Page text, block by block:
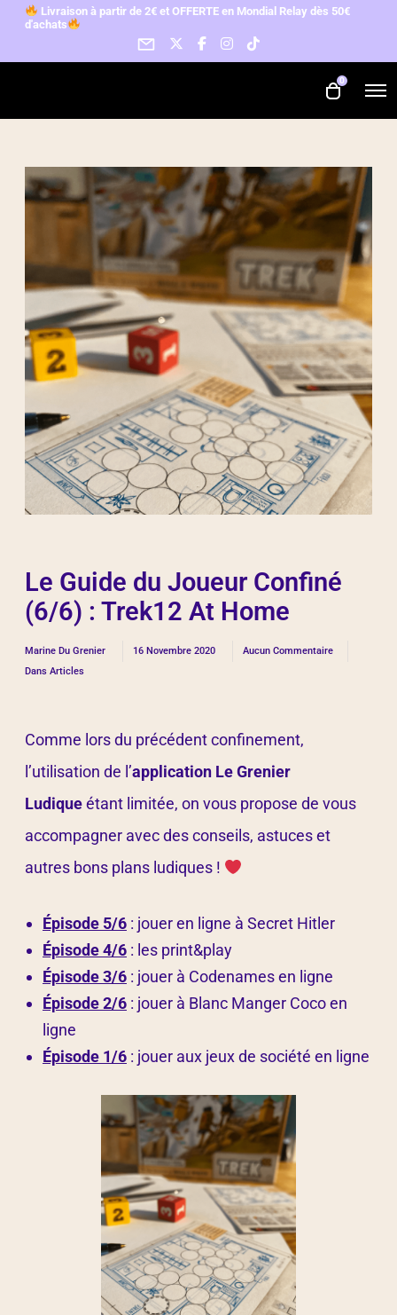
Livraison à partir de 2€ et OFFERTE en Mondial Relay dès 50€
d'achats
0
Le Guide du Joueur Confiné
(6/6) : Trek12 At Home
Marine Du Grenier 16 Novembre 2020
Aucun Commentaire
Dans Articles
Comme lors du précédent confinement,
l’utilisation de l’application Le Grenier
Ludiqueétant limitée, on vous propose de vous
accompagner avec des conseils, astuces et
autres bons plans ludiques !
Épisode 5/6 : jouer en ligne à Secret Hitler
Épisode 4/6 : les print&play
Épisode 3/6 : jouer à Codenames en ligne
Épisode 2/6 : jouer à Blanc Manger Coco en
ligne
Épisode 1/6 : jouer aux jeux de société en ligne